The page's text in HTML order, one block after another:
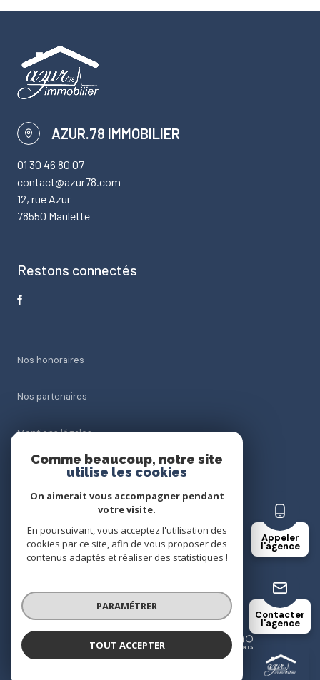
AZUR.78 IMMOBILIER
Appeler
l'agence
Contacter
l'agence
AZUR.78 IMMOBILIER
01 30 46 80 07
contact@azur78.com
12, rue Azur
78550 Maulette
Restons connectés
Nos honoraires
Nos partenaires
Mentions légales
Cookies
© 2026 | Tous droits réservés
Réalisé par
Comme beaucoup, notre site
utilise les cookies
On aimerait vous accompagner pendant
votre visite.
En poursuivant, vous acceptez l'utilisation des
cookies par ce site, afin de vous proposer des
contenus adaptés et réaliser des statistiques !
PARAMÉTRER
TOUT ACCEPTER